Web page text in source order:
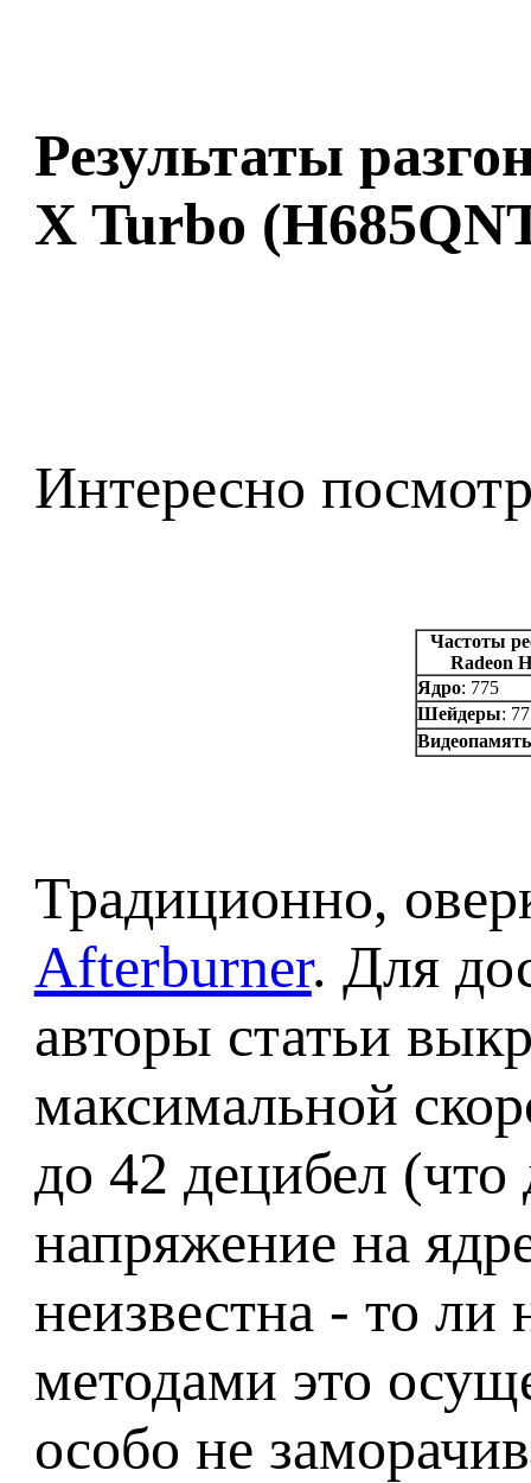
Результаты
X Turbo
Интересно
Частоты
Radeon
Ядро: 775
Шейдеры:
Видеопамять
Традиционно,
Afterburner. Для
авторы статьи
максимальной
до 42 децибел
напряжение на
неизвестна - то
методами это
особо не